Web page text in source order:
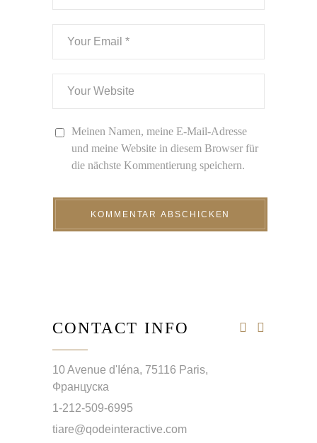
Meinen Namen, meine E-Mail-Adresse
und meine Website in diesem Browser für
die nächste Kommentierung speichern.
CONTACT INFO
10 Avenue d'Iéna, 75116 Paris,
Француска
1-212-509-6995
tiare@qodeinteractive.com